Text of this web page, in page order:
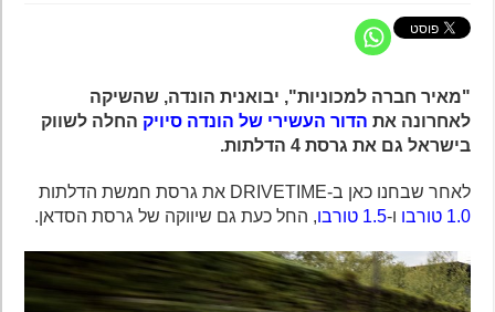
"מאיר חברה למכוניות", יבואנית הונדה, שהשיקה
לאחרונה אתהדור העשירי של הונדה סיויקהחלה לשווק
בישראל גם את גרסת 4 הדלתות.
לאחר שבחנו כאן ב-DRIVETIME את גרסת חמשת הדלתות
1.0 טורבו
ו-1.5 טורבו , החל כעת גם שיווקה של גרסת הסדאן.